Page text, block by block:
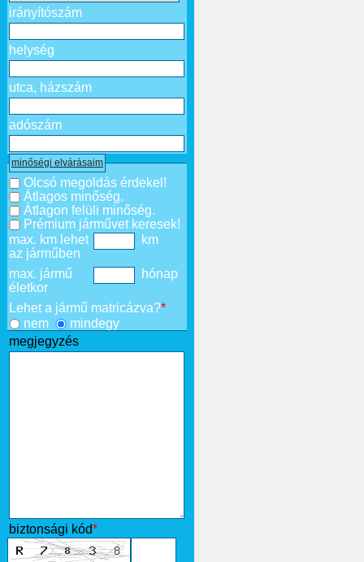
irányítószám
helység
utca, házszám
adószám
minőségi elvárásaim
Olcsó megoldás érdekel!
Átlagos minőség.
Átlagon felüli minőség.
Prémium járművet keresek!
max. km lehet
az járműben
km
max. jármű
életkor
hónap
Lehet a jármű matricázva?*
nem
mindegy
megjegyzés
biztonsági kód*